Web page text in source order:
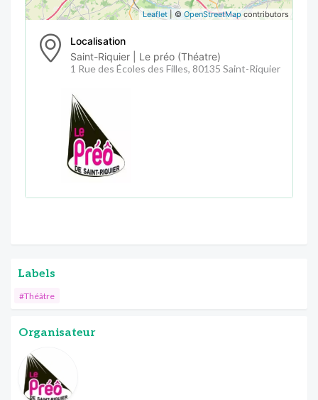
Leaflet | © OpenStreetMap contributors
Localisation
Saint-Riquier | Le préo (Théatre)
1 Rue des Écoles des Filles, 80135 Saint-Riquier
Labels
#Théâtre
Organisateur